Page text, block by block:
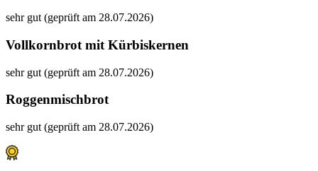
sehr gut (geprüft am 28.07.2026)
Vollkornbrot mit Kürbiskernen
sehr gut (geprüft am 28.07.2026)
Roggenmischbrot
sehr gut (geprüft am 28.07.2026)